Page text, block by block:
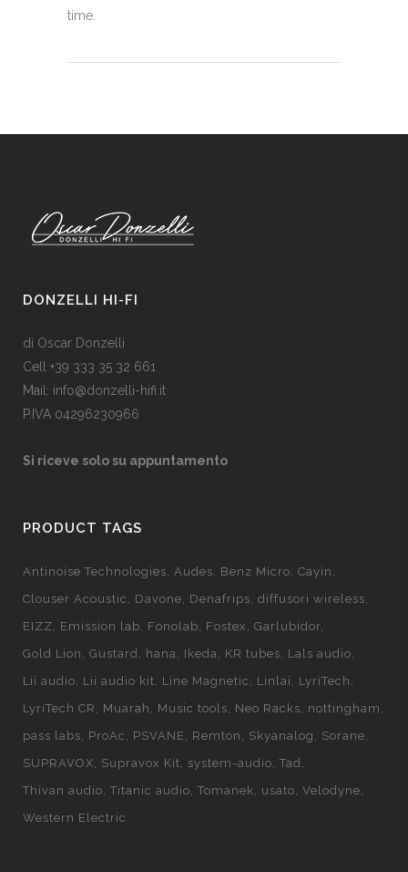
time.
DONZELLI HI-FI
di Oscar Donzelli
Cell +39 333 35 32 661
Mail: info@donzelli-hifi.it
P.IVA 04296230966
Si riceve solo su appuntamento
PRODUCT TAGS
Antinoise Technologies Audes Benz Micro Cayin
Clouser Acoustic
Davone Denafrips diffusori wireless
EIZZ
Emission lab Fonolab Fostex
Garlubidor
Gold Lion
Gustard hana Ikeda KR tubes
Lals audio
Lii audio
Lii audio kit Line Magnetic Linlai
LyriTech
LyriTech CR
Muarah Music tools Neo Racks
nottingham
pass labs
ProAc PSVANE Remton Skyanalog
Sorane
SUPRAVOX
Supravox Kit system-audio Tad
Thivan audio Titanic audio Tomanek usato Velodyne
Western Electric